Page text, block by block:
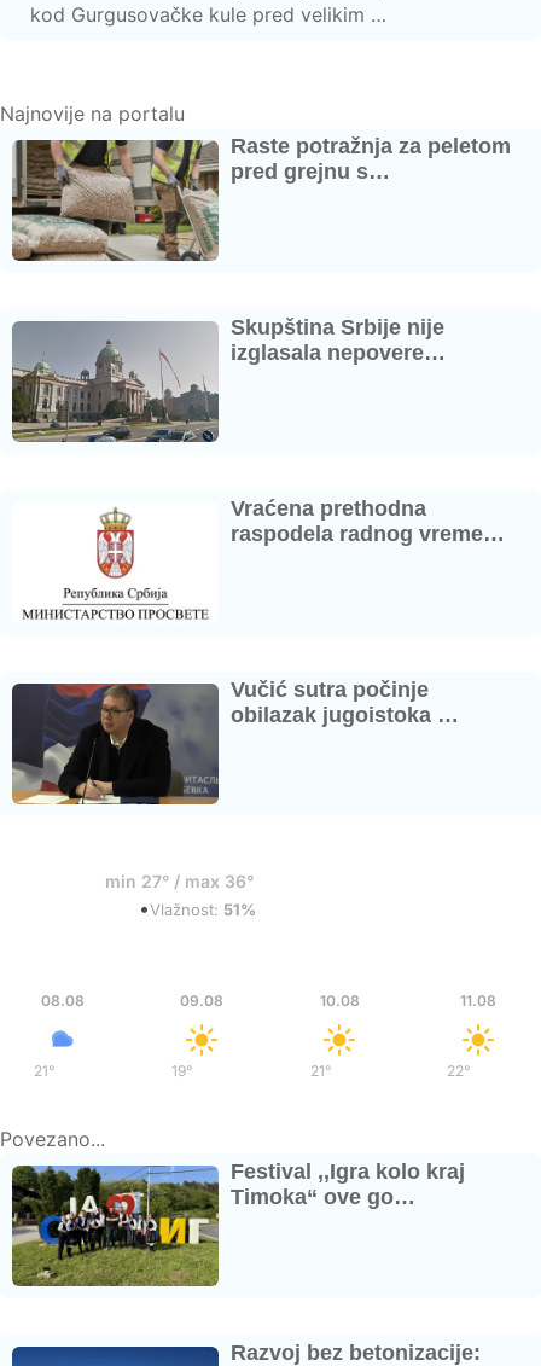
kod Gurgusovačke kule pred velikim …
Najnovije na portalu
Raste potražnja za peletom
pred grejnu s…
Skupština Srbije nije
izglasala nepovere…
Vraćena prethodna
raspodela radnog vreme…
Vučić sutra počinje
obilazak jugoistoka …
min 27° / max 36°
•Vlažnost: 51%
08.08
21°
09.08
19°
10.08
21°/
11.08
22°
Povezano...
Festival ,,Igra kolo kraj
Timoka“ ove go…
Razvoj bez betonizacije: